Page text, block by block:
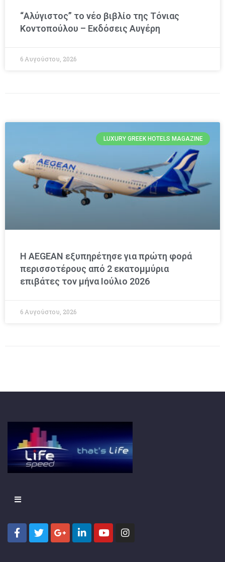
“Αλύγιστος” το νέο βιβλίο της Τόνιας
Κοντοπούλου – Εκδόσεις Αυγέρη
6 Αυγούστου, 2026
LUXURY GREEK HOTELS MAGAZINE
Η AEGEAN εξυπηρέτησε για πρώτη φορά
περισσοτέρους από 2 εκατομμύρια
επιβάτες τον μήνα Ιούλιο 2026
6 Αυγούστου, 2026